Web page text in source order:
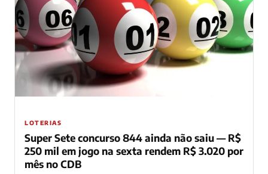
LOTERIAS
Super Sete concurso 844 ainda não saiu — R$
250 mil em jogo na sexta rendem R$ 3.020 por
mês no CDB